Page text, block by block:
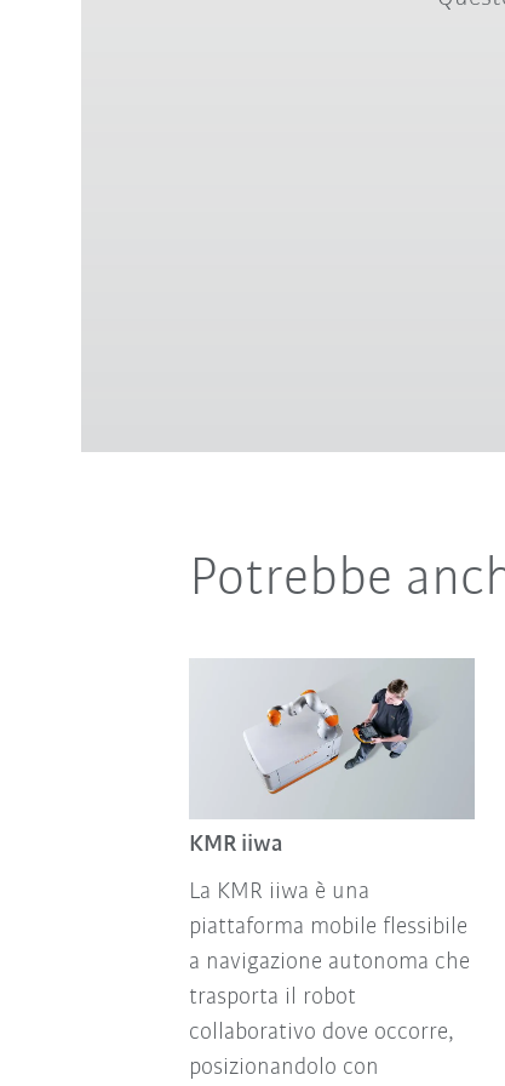
Potrebbe
KMR iiwa
La KMR iiwa è una
piattaforma mobile flessibile
a navigazione autonoma che
trasporta il robot
collaborativo dove occorre,
posizionandolo con